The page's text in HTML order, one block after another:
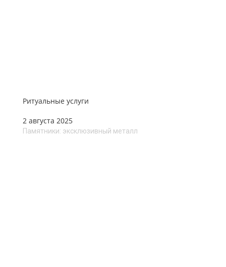
Ритуальные услуги
2 августа 2025
Памятники: эксклюзивный металл